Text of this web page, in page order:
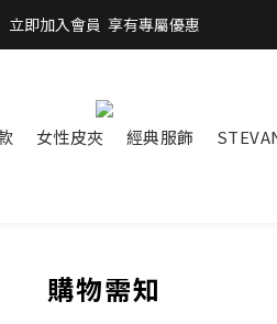
立即加入會員  享有專屬優惠
立即加入會員  享有專屬優惠
全館滿$899免運
女性皮夾 經典服飾
購物需知